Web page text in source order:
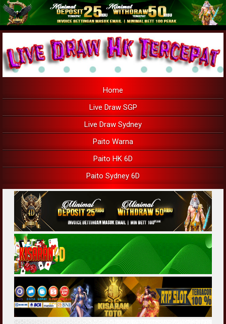
Home
Live Draw SGP
Live Draw Sydney
Paito Warna
Paito HK 6D
Paito Sydney 6D